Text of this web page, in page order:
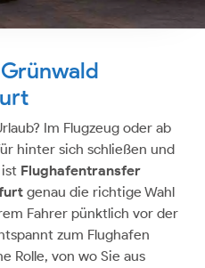
Im Flugzeug oder ab
hinter sich schließen und
Flughafentransfer
genau die richtige Wahl
Fahrer pünktlich vor der
zum Flughafen
Rolle, von wo Sie aus